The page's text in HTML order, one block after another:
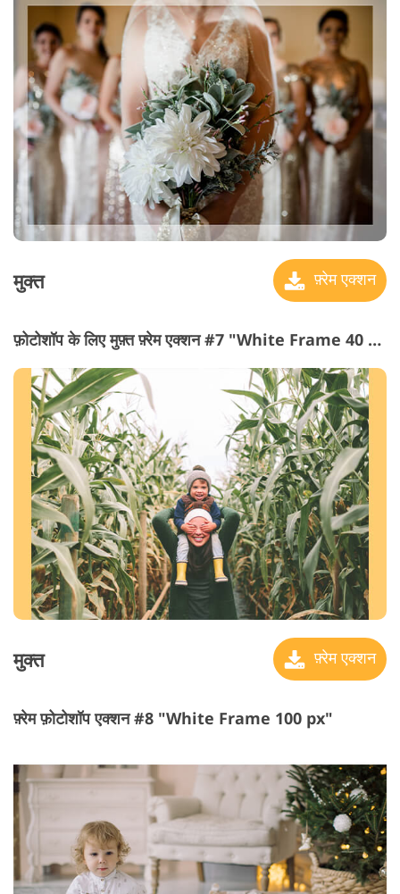
मुक्त फ़्रेम एक्शन
फ़ोटोशॉप के लिए मुफ़्त फ़्रेम एक्शन #7 "White Frame 40 px"
मुक्त फ़्रेम एक्शन
फ़्रेम फ़ोटोशॉप एक्शन #8 "White Frame 100 px"